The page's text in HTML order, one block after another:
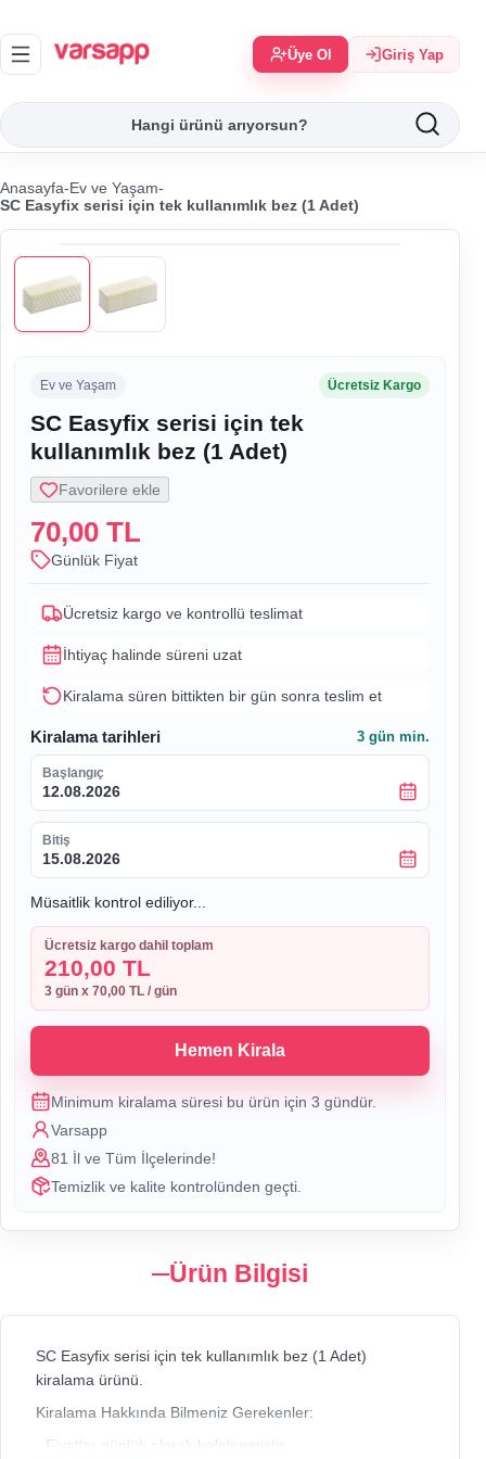
Üye Ol Giriş Yap
Anasayfa-Ev ve Yaşam-
SC Easyfix serisi için tek kullanımlık bez (1 Adet)
Ev ve Yaşam Ücretsiz Kargo
SC Easyfix serisi için tek
kullanımlık bez (1 Adet)
Favorilere ekle
70,00 TL
Günlük Fiyat
Ücretsiz kargo ve kontrollü teslimat
İhtiyaç halinde süreni uzat
Kiralama süren bittikten bir gün sonra teslim et
Kiralama tarihleri 3 gün min.
Başlangıç
12.08.2026
Bitiş
15.08.2026
Müsaitlik kontrol ediliyor...
Ücretsiz kargo dahil toplam
210,00 TL
3 gün x 70,00 TL / gün
Hemen Kirala
Minimum kiralama süresi bu ürün için 3 gündür.
Varsapp
81 İl ve Tüm İlçelerinde!
Temizlik ve kalite kontrolünden geçti.
Ürün Bilgisi
SC Easyfix serisi için tek kullanımlık bez (1 Adet)
kiralama ürünü.
Kiralama Hakkında Bilmeniz Gerekenler:
- Fiyatlar günlük olarak belirlenmiştir.